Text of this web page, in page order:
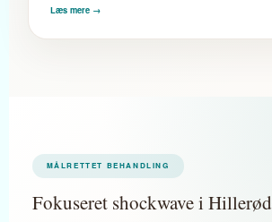
Læs mere →
MÅLRETTET BEHANDLING
Fokuseret shockwave i Hillerød